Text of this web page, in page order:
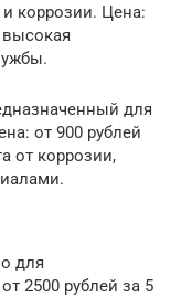
коррозии. Цена:
для
от 900 рублей
от коррозии,
для
2500 рублей за 5